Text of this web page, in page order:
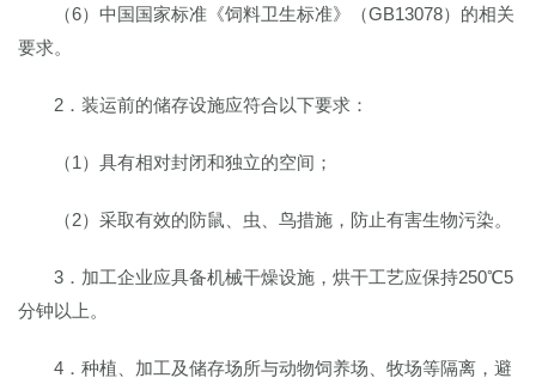
（6）中国国家标准《饲料卫生标准》（GB13078）的相关
要求。
2．装运前的储存设施应符合以下要求：
（1）具有相对封闭和独立的空间；
（2）采取有效的防鼠、虫、鸟措施，防止有害生物污染。
3．加工企业应具备机械干燥设施，烘干工艺应保持250℃5
分钟以上。
4．种植、加工及储存场所与动物饲养场、牧场等隔离，避